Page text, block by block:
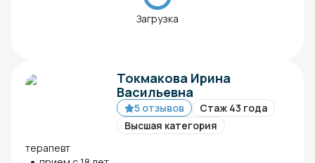
Загрузка
Токмакова Ирина
Васильевна
5 отзывов
Стаж 43 года
Высшая категория
терапевт